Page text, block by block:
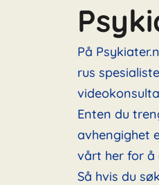
På
rus
Enten du
avhengighet
vårt her for å
Så hvis du